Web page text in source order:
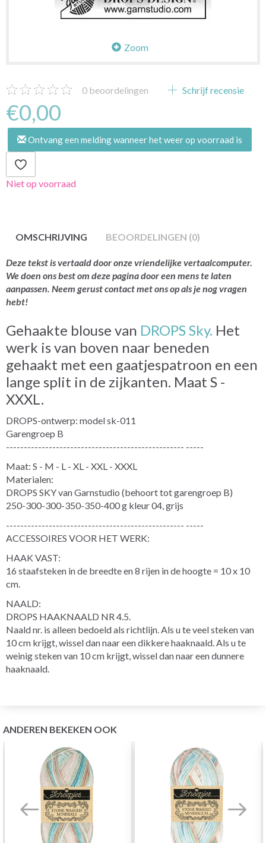
Zoom
0 beoordelingen Schrijf recensie
€0,00
Ontvang een melding wanneer het weer op voorraad is
Niet op voorraad
OMSCHRIJVING BEOORDELINGEN (0)
Deze tekst is vertaald door onze vriendelijke vertaalcomputer.
We doen ons best om deze pagina door een mens te laten
aanpassen. Neem gerust contact met ons op als je nog vragen
hebt!
Gehaakte blouse van DROPS Sky. Het
werk is van boven naar beneden
gehaakt met een gaatjespatroon en een
lange split in de zijkanten. Maat S -
XXXL.
DROPS-ontwerp: model sk-011
Garengroep B
-------------------------------------------------- -----
Maat: S - M - L - XL - XXL - XXXL
Materialen:
DROPS SKY van Garnstudio (behoort tot garengroep B)
250-300-300-350-350-400 g kleur 04, grijs
-------------------------------------------------- -----
ACCESSOIRES VOOR HET WERK:
HAAK VAST:
16 staafsteken in de breedte en 8 rijen in de hoogte = 10 x 10
cm.
NAALD:
DROPS HAAKNAALD NR 4.5.
Naald nr. is alleen bedoeld als richtlijn. Als u te veel steken van
10 cm krijgt, wissel dan naar een dikkere haaknaald. Als u te
weinig steken van 10 cm krijgt, wissel dan naar een dunnere
haaknaald.
ANDEREN BEKEKEN OOK